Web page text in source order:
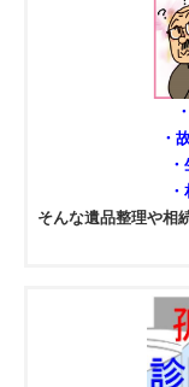
・
そんな遺品整理や相